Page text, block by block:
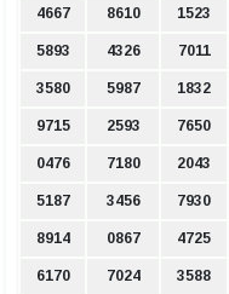
4667 8610 1523
5893 4326 7011
3580 5987 1832
9715 2593 7650
0476 7180 2043
5187 3456 7930
8914 0867 4725
6170 7024 3588